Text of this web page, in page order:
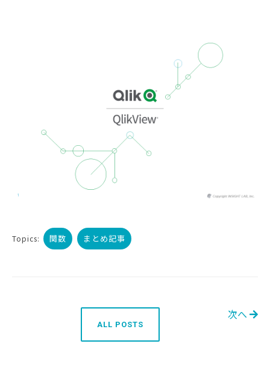
Topics: 関数 まとめ記事
ALL POSTS
次へ